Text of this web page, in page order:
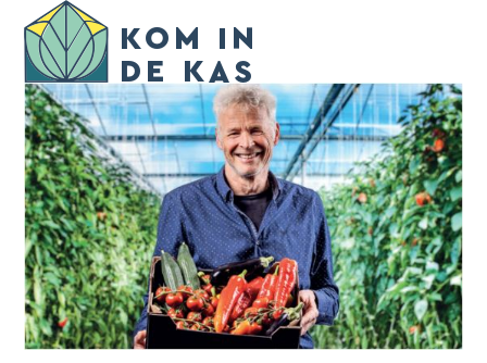
content
Open
mobile
menu
Close
mobile
menu